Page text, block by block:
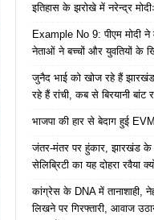
इतिहास के झरोखे में नरेन्द्र
Example No 9: पीएम मोदी
नेताओं ने बच्चों और युवतियों के
जुनैद भाई को खोज रहे हैं
रहे हैं रांची, कब से बिरयानी बांट
भाजपा की हार से बेदाग हुई
जंतर-मंतर पर हुंकार, झारखंड के
सेलिब्रिटी का यह दोहरा रवैया
कांग्रेस के DNA में तानाशाही,
लिखने पर गिरफ्तारी, आवाज